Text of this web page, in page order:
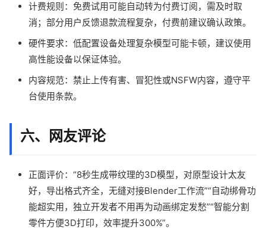
计费规则：免费试用可能自动转为付费订阅，需及时取
消；部分用户反馈退款流程复杂，付费前建议确认政策。
硬件要求：低配置设备处理复杂模型可能卡顿，建议使用
高性能设备以保证体验。
内容规范：禁止上传有害、冒犯性或NSFW内容，遵守平
台使用条款。
六、网友评论
正面评价：“8秒生成带纹理的3D模型，对原型设计太友
好，导出格式齐全，无缝对接Blender工作流”“自动绑骨功
能超实用，独立开发者不用再为动画绑定发愁”“智能分割
零件方便3D打印，效率提升300%”。